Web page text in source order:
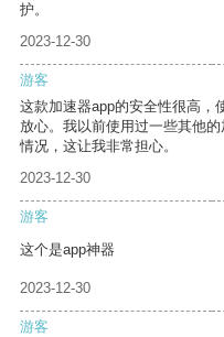
护。
2023-12-30
游客
这款加速器app的安全性很高，
放心。我以前使用过一些其他
情况，这让我非常担心。
2023-12-30
游客
这个是app神器
2023-12-30
游客